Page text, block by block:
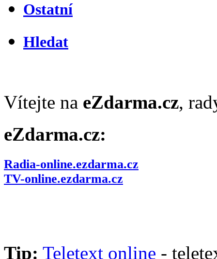
Ostatní
Hledat
Vítejte na eZdarma.cz,
eZdarma.cz:
Radia-online.ezdarma.cz
TV-online.ezdarma.cz
Tip: Teletext online -